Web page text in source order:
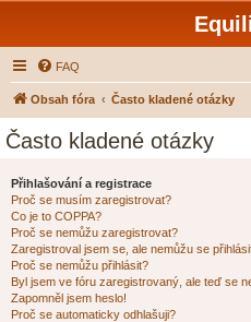
FAQ
Obsah fóra Často kladené otázky
Často kladené otázky
Přihlašování a registrace
Proč se musím zaregistrovat?
Co je to COPPA?
Proč se nemůžu zaregistrovat?
Zaregistroval jsem se, ale nemůžu se
Proč se nemůžu přihlásit?
Byl jsem ve fóru zaregistrovaný, ale teď se
Zapomněl jsem heslo!
Proč se automaticky odhlašuji?